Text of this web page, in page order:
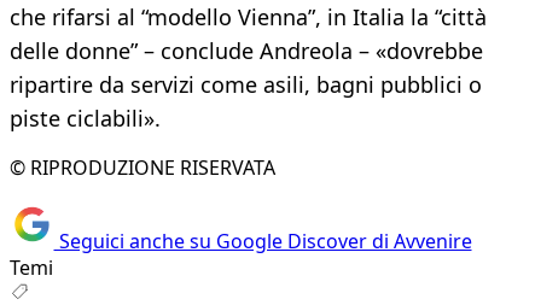
che rifarsi al “modello Vienna”, in Italia la “città
delle donne” – conclude Andreola – «dovrebbe
ripartire da servizi come asili, bagni pubblici o
piste ciclabili».
© RIPRODUZIONE RISERVATA
Seguici anche su Google Discover di Avvenire
Temi